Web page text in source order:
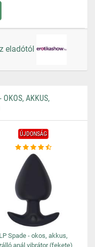
eladótól
OKOS, AKKUS,
ÚJDONSÁG
LP Spade - okos, akkus,
anál vibrátor (fekete)